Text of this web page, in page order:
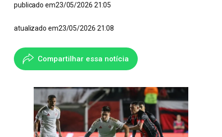
publicado em23/05/2026 21:05
atualizado em23/05/2026 21:08
Compartilhar essa notícia